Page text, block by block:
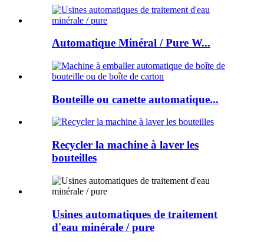
Automatique Minéral / Pure W...
Bouteille ou canette automatique...
Recycler la machine à laver les
bouteilles
Usines automatiques de traitement
d'eau minérale / pure